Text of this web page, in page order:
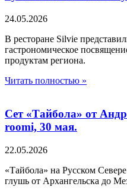
24.05.2026
В ресторане Silvie
гастрономическое
продуктам региона.
Читать полностью »
Сет «Тайбола» от
roomi, 30 мая.
22.05.2026
«Тайбола» на Русском
глушь от Архангельска до